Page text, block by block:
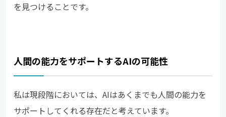
を見つけることです。
人間の能力をサポートするAIの可能性
私は現段階においては、AIはあくまでも人間の能力を
サポートしてくれる存在だと考えています。